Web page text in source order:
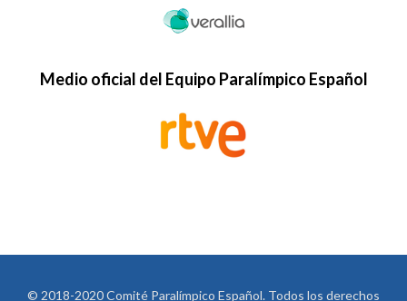
Medio oficial del Equipo Paralímpico Español
© 2018-2020 Comité Paralímpico Español. Todos los derechos